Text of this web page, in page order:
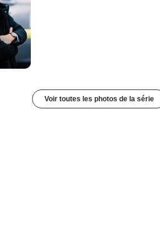
Voir toutes les photos de la série